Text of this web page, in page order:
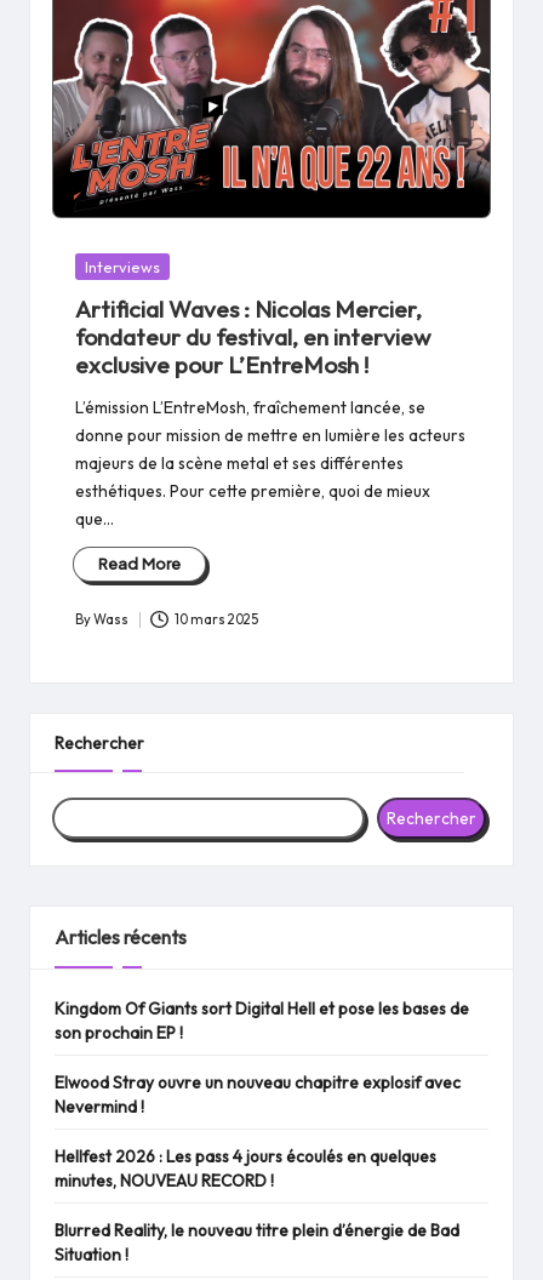
Posted
Interviews
Artificial Waves : Nicolas Mercier,
fondateur du festival, en interview
exclusive pour L’EntreMosh !
L’émission L’EntreMosh, fraîchement lancée, se
donne pour mission de mettre en lumière les acteurs
majeurs de la scène metal et ses différentes
esthétiques. Pour cette première, quoi de mieux
que…
Read More
Posted
ByWass 10 mars 2025
Rechercher
Rechercher
Articles récents
Kingdom Of Giants sort Digital Hell et pose les bases de
son prochain EP !
Elwood Stray ouvre un nouveau chapitre explosif avec
Nevermind !
Hellfest 2026 : Les pass 4 jours écoulés en quelques
minutes, NOUVEAU RECORD !
Blurred Reality, le nouveau titre plein d’énergie de Bad
Situation !